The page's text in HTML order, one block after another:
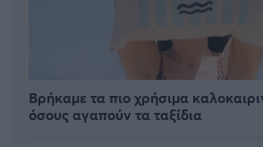
Βρήκαμε τα πιο χρήσιμα
όσους αγαπούν τα ταξίδια